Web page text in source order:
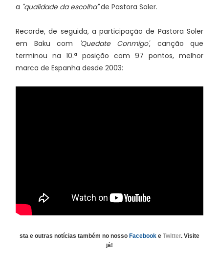
a "qualidade da escolha"de Pastora Soler.
Recorde, de seguida, a participação de Pastora Soler
em Baku com
'Quedate Conmigo', canção que
terminou na 10.ª posição com 97 pontos, melhor
marca de Espanha desde 2003:
sta e outras notícias também no nosso Facebook e Twitter. Visite
já!